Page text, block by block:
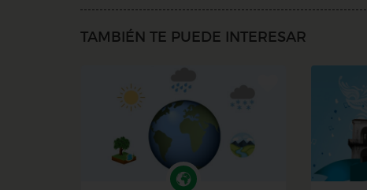
TAMBIÉN TE PUEDE INTERESAR